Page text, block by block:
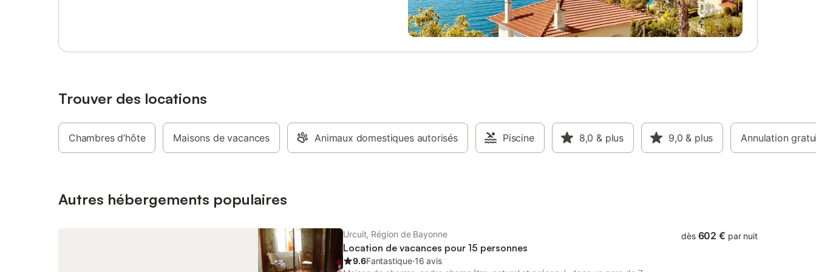
moments de détente en toute tranquillité.
d'avion. Laissez Franck vous aider à créer
des souvenirs mémorables lors de votre
séjour à Urcuit. Les plages ne sont qu'à 20
d'aventure. Veuillez noter que les fêtes
raisonnable - un forfait de 8 kwh/jour
d’électricité (sauf séjours avec tarif
mensuel négocié)
Trouver des locations
Chambres d’hôte Maisons de vacances Animaux domestiques autorisés Piscine 8,0 & plus 9,0 & plus Annulation
Autres hébergements populaires
Urcuit, Région de Bayonne
Location de vacances pour 15 personnes
9.6Fantastique⋅16 avis
dès 602 € par nuit